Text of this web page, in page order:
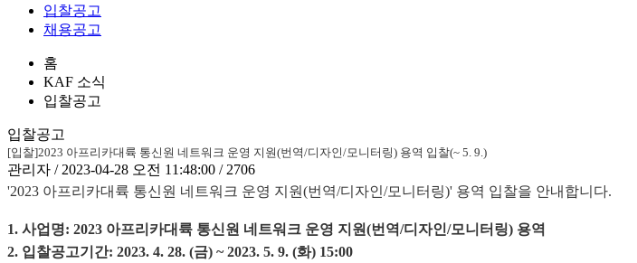
입찰공고
채용공고
홈
KAF 소식
입찰공고
입찰공고
[입찰]2023 아프리카대륙 통신원 네트워크 운영 지원(번역/디자인/모니터링) 용역 입찰(~ 5. 9.)
관리자 / 2023-04-28 오전 11:48:00 / 2706
'2023 아프리카대륙 통신원 네트워크 운영 지원(번역/디자인/모니터링)' 용역 입찰을 안내합니다.
1. 사업명: 2023 아프리카대륙 통신원 네트워크 운영 지원(번역/디자인/모니터링) 용역
2. 입찰공고기간: 2023. 4. 28. (금) ~ 2023. 5. 9. (화) 15:00